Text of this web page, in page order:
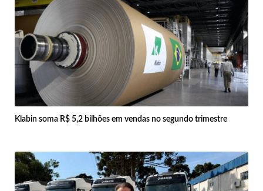
Klabin soma R$ 5,2 bilhões em vendas no segundo trimestre